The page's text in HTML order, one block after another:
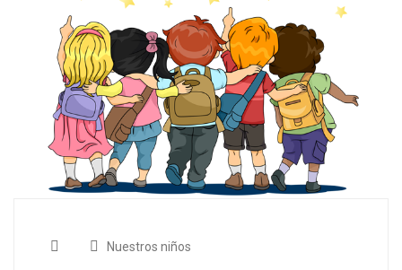
Nuestros niños